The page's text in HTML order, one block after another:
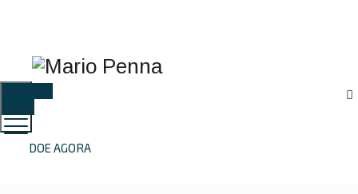
Alternar
menu
DOE AGORA